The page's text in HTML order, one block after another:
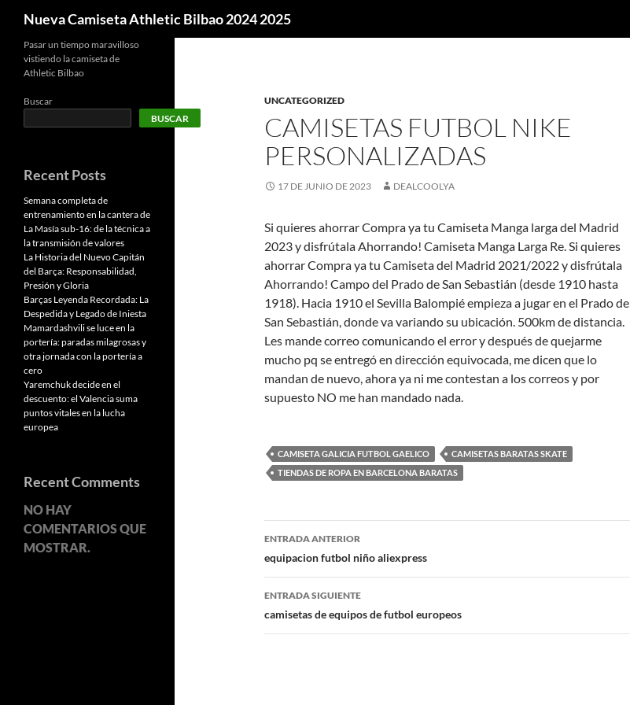
Nueva Camiseta Athletic Bilbao 2024 2025
UNCATEGORIZED
CAMISETAS FUTBOL NIKE
PERSONALIZADAS
17 DE JUNIO DE 2023 DEALCOOLYA
Si quieres ahorrar Compra ya tu Camiseta Manga larga del Madrid
2023 y disfrútala Ahorrando! Camiseta Manga Larga Re. Si quieres
ahorrar Compra ya tu Camiseta del Madrid 2021/2022 y disfrútala
Ahorrando! Campo del Prado de San Sebastián (desde 1910 hasta
1918). Hacia 1910 el Sevilla Balompié empieza a jugar en el Prado de
San Sebastián, donde va variando su ubicación. 500km de distancia.
Les mande correo comunicando el error y después de quejarme
mucho pq se entregó en dirección equivocada, me dicen que lo
mandan de nuevo, ahora ya ni me contestan a los correos y por
supuesto NO me han mandado nada.
CAMISETA GALICIA FUTBOL GAELICO
CAMISETAS BARATAS SKATE
TIENDAS DE ROPA EN BARCELONA BARATAS
Navegación
de
entradas
ENTRADA ANTERIOR
equipacion futbol niño aliexpress
ENTRADA SIGUIENTE
camisetas de equipos de futbol europeos
Pasar un tiempo maravilloso
vistiendo la camiseta de
Athletic Bilbao
Buscar
BUSCAR
Recent Posts
Semana completa de
entrenamiento en la cantera de
La Masía sub-16: de la técnica a
la transmisión de valores
La Historia del Nuevo Capitán
del Barça: Responsabilidad,
Presión y Gloria
Barças Leyenda Recordada: La
Despedida y Legado de Iniesta
Mamardashvili se luce en la
portería: paradas milagrosas y
otra jornada con la portería a
cero
Yaremchuk decide en el
descuento: el Valencia suma
puntos vitales en la lucha
europea
Recent Comments
NO HAY
COMENTARIOS QUE
MOSTRAR.